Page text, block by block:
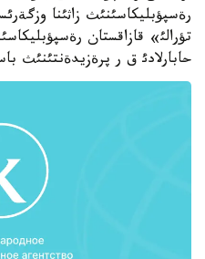
رةسپؤبليكاسئنئث زاثئنا
تؤرالئ» قازاقستان
حابارلادئ ق ر پرةزيدةنتئنئث